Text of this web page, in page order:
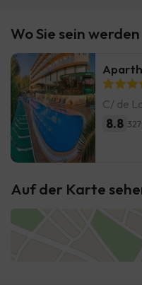
Wo Sie sein werden
C/ de
8.8
Auf der Karte